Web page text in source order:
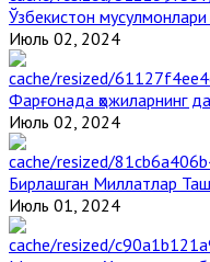
Ўзбекистон
Июль 02, 2024
Фарғонада ҳожиларнинг
Июль 02, 2024
Бирлашган Миллатлар
Июль 01, 2024